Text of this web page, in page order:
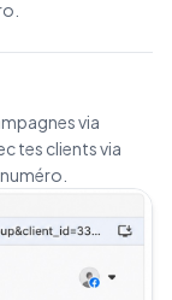
via
tes clients via